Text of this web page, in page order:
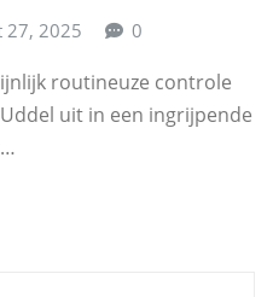
27, 2025 0
routineuze controle
uit in een ingrijpende